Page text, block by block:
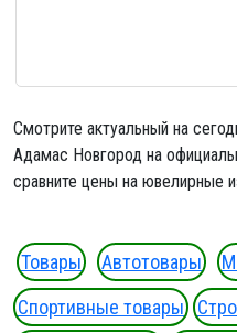
Смотрите актуальный на
Адамас Новгород на
сравните цены на ювелирные
Товары Автотовары
Спортивные товары